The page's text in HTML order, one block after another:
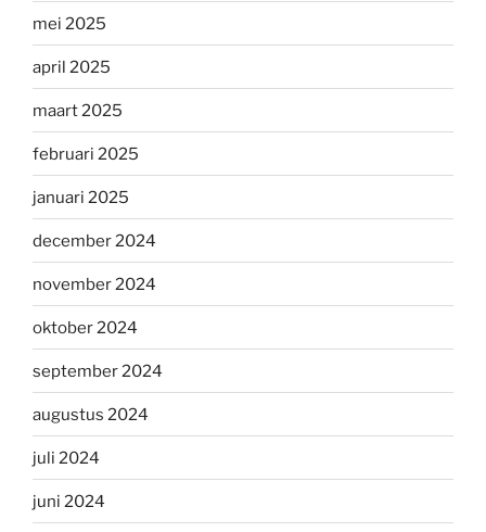
mei 2025
april 2025
maart 2025
februari 2025
januari 2025
december 2024
november 2024
oktober 2024
september 2024
augustus 2024
juli 2024
juni 2024